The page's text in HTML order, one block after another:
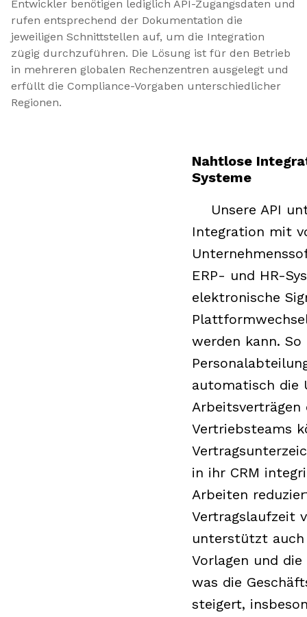
Entwickler benötigen lediglich API-Zugangsdaten und
rufen entsprechend der Dokumentation die
jeweiligen Schnittstellen auf, um die Integration
zügig durchzuführen. Die Lösung ist für den Betrieb
in mehreren globalen Rechenzentren ausgelegt und
erfüllt die Compliance-Vorgaben unterschiedlicher
Regionen.
Nahtlose
Systeme
Unsere API
Integration mit
ERP- und HR-
elektronische
werden kann. So
automatisch die
Arbeitsverträgen
Vertriebsteams
in ihr CRM
Arbeiten
Vertragslaufzeit
unterstützt
Vorlagen und
was die
steigert,